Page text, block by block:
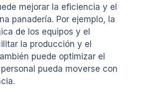
mejorar la eficiencia y el
panadería. Por ejemplo, la
de los equipos y el
la producción y el
puede optimizar el
pueda moverse con